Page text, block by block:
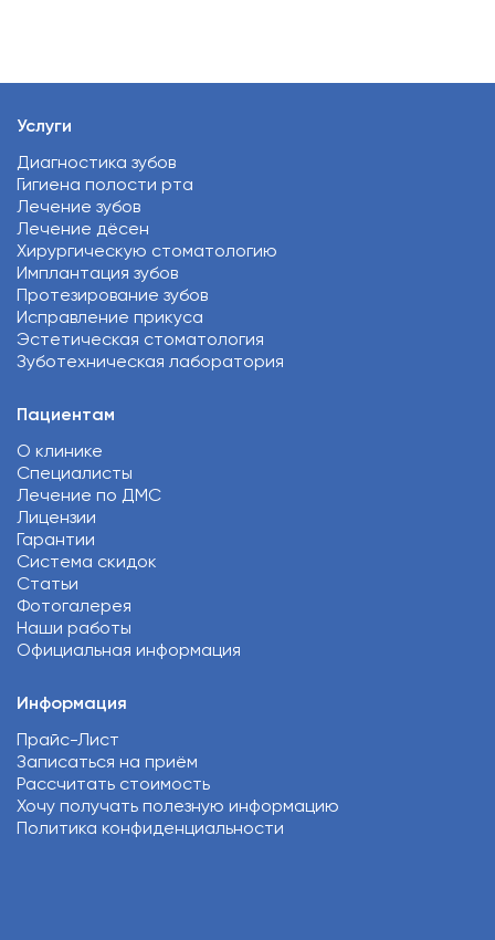
Услуги
Диагностика зубов
Гигиена полости рта
Лечение зубов
Лечение дёсен
Хирургическую стоматологию
Имплантация зубов
Протезирование зубов
Исправление прикуса
Эстетическая стоматология
Зуботехническая лаборатория
Пациентам
О клинике
Специалисты
Лечение по ДМС
Лицензии
Гарантии
Система скидок
Статьи
Фотогалерея
Наши работы
Официальная информация
Информация
Прайс-Лист
Записаться на приём
Рассчитать стоимость
Хочу получать полезную информацию
Политика конфиденциальности